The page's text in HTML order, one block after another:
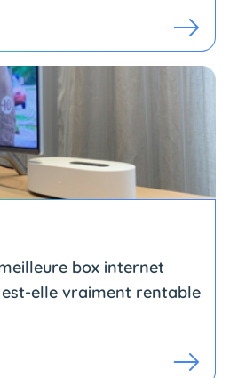
box internet
elle vraiment rentable